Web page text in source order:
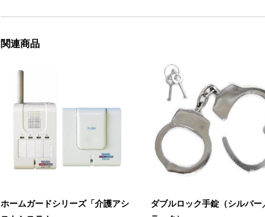
関連商品
ホームガードシリーズ「介護アシ
ダブルロック手錠（シルバー